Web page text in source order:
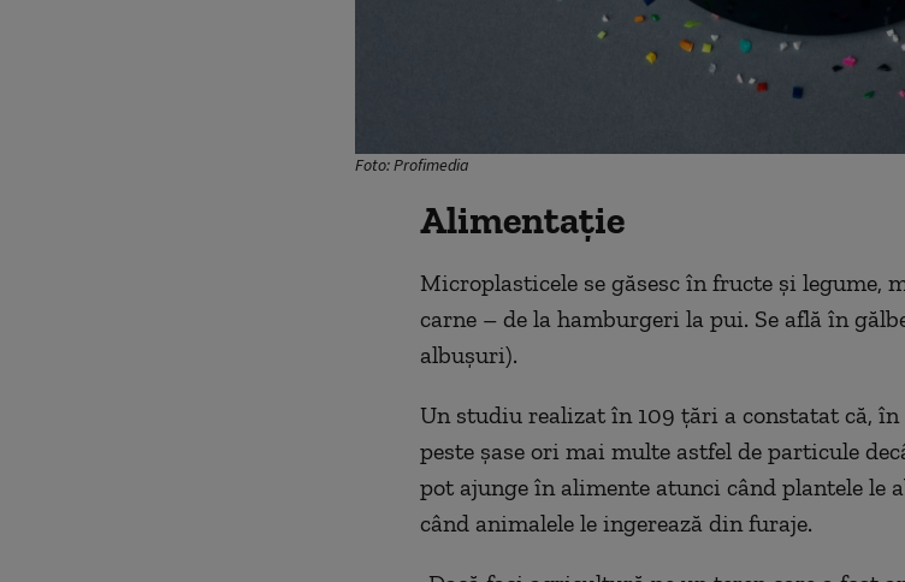
Foto: Profimedia
Alimentație
Microplasticele se găsesc în fructe și legume,
carne – de la hamburgeri la pui. Se află în
albușuri).
Un studiu realizat în 109 țări a constatat că, în
peste șase ori mai multe astfel de particule
pot ajunge în alimente atunci când plantele le
când animalele le ingerează din furaje.